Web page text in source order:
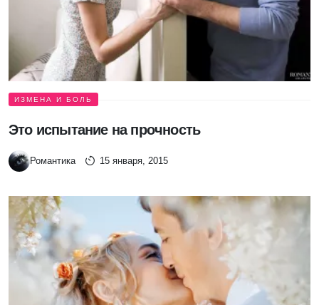
ИЗМЕНА И БОЛЬ
Это испытание на прочность
Романтика 15 января, 2015